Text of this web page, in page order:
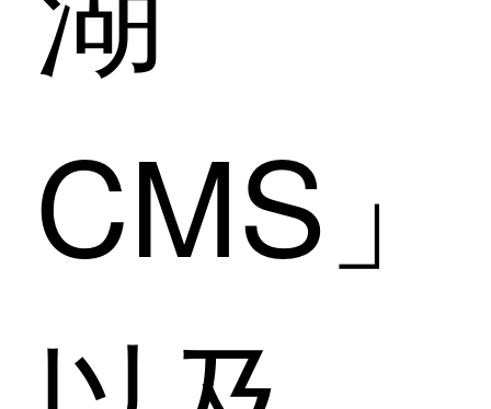
CMS」